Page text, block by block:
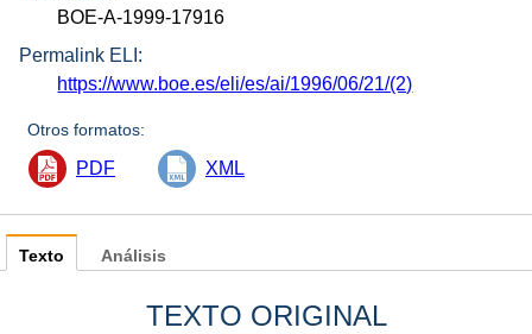
BOE-A-1999-17916
Permalink ELI:
https://www.boe.es/eli/es/ai/1996/06/21/(2)
Otros formatos:
PDF XML
Texto
TEXTO ORIGINAL
Análisis